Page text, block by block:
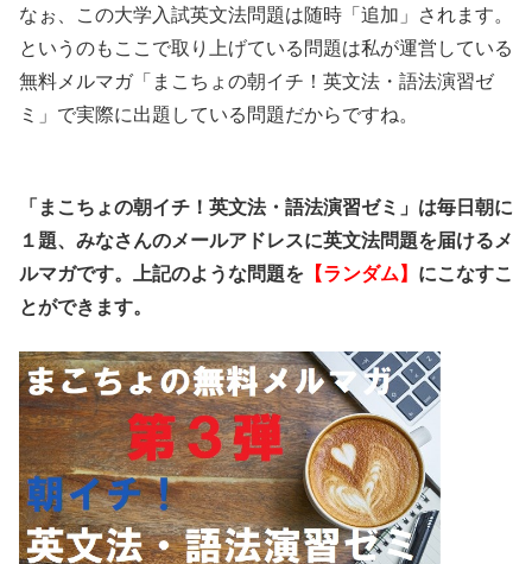
なぉ、この大学入試英文法問題は随時「追加」されます。
というのもここで取り上げている問題は私が運営している
無料メルマガ「まこちょの朝イチ！英文法・語法演習ゼ
ミ」で実際に出題している問題だからですね。
「まこちょの朝イチ！英文法・語法演習ゼミ」は毎日朝に
１題、みなさんのメールアドレスに英文法問題を届けるメ
ルマガです。上記のような問題を 【ランダム】 にこなすこ
とができます。